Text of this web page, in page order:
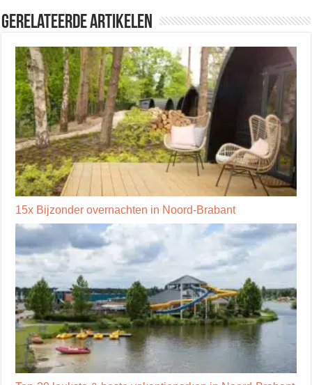
Gerelateerde artikelen
15x Bijzonder overnachten in Noord-Brabant